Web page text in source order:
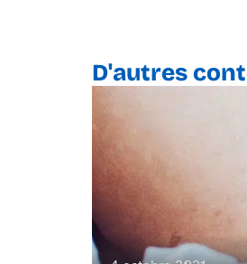
D'autres